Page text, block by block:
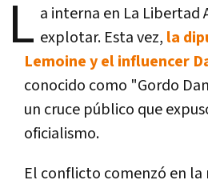
L a interna en La Libertad
explotar. Esta vez, la
Lemoine y el influencer
conocido como "Gordo
un cruce público que
oficialismo.
El conflicto comenzó en la